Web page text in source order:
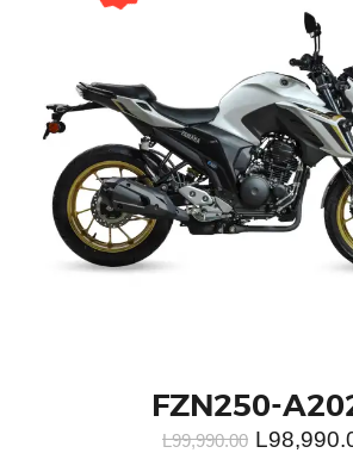
FZN250-
L99,990.00 L